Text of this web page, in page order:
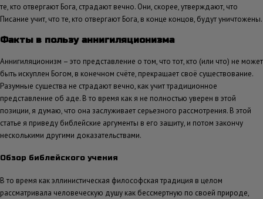
те, кто отвергают Бога, страдают вечно. Они, скорее, утверждают, что
Писание учит, что те, кто отвергают Бога, в конце концов, будут уничтожены.
Факты в пользу аннигиляционизма
Аннигиляционизм – это представление о том, что тот, кто (или что) не может
быть искуплен Богом, в конечном счёте, прекращает своё существование.
Разумные существа не страдают вечно, как учит традиционное
представление об аде. В то время как я не полностью уверен в этой
позиции, я думаю, что она заслуживает серьезного рассмотрения. В этой
статье я приведу библейские аргументы в его защиту, и потом закончу
несколькими другими доказательствами.
Обзор библейского учения
В то время как эллинистическая философская традиция в целом
рассматривала человеческую душу как бессмертную по своей природе,